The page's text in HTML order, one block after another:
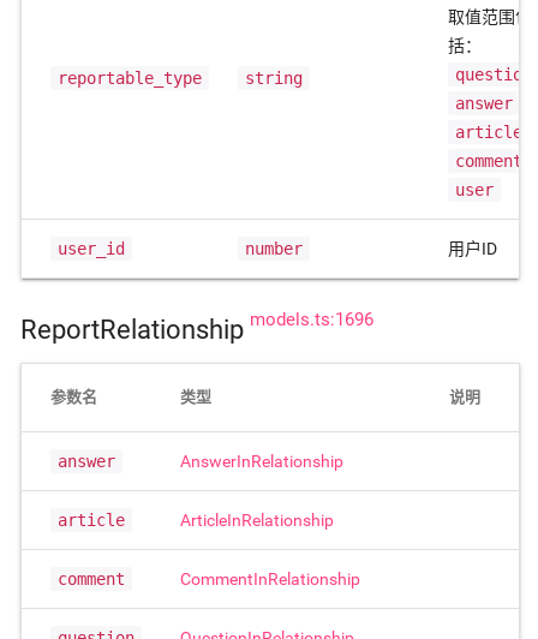
reportable_type string
取值范围包
括：
question
answer
article
comment
user
user_id number 用户ID
ReportRelationship models.ts:1696
参数名 类型 说明
answer AnswerInRelationship
article ArticleInRelationship
comment CommentInRelationship